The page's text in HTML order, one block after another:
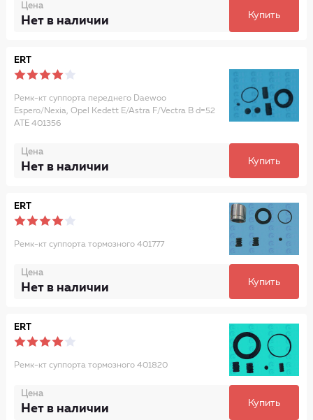
Цена
Нет в наличии Купить
ERT
Ремк-кт суппорта переднего Daewoo
Espero/Nexia, Opel Kedett E/Astra F/Vectra B d=52
ATE 401356
Цена
Нет в наличии Купить
ERT
Ремк-кт суппорта тормозного 401777
Цена
Нет в наличии Купить
ERT
Ремк-кт суппорта тормозного 401820
Цена
Нет в наличии Купить